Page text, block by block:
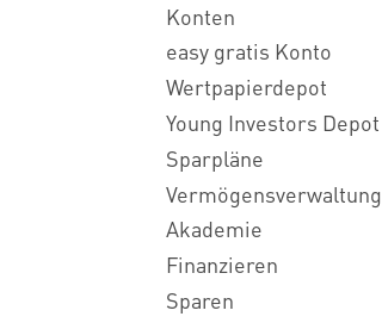
Konten
easy gratis Konto
Wertpapierdepot
Young Investors Depot
Sparpläne
Vermögensverwaltung
Akademie
Finanzieren
Sparen